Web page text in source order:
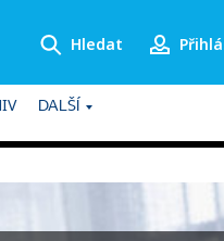
Hledat
DALŠÍ